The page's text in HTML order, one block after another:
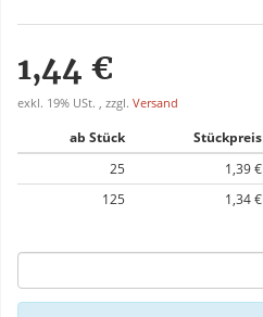
1,44 €
exkl. 19% USt. , zzgl. Versand
ab Stück
Stückpreis
25
1,39 €
125
1,34 €